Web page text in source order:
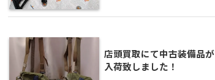
店頭買取にて中古装備品が
入荷致しました！